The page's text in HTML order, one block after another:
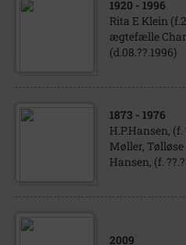
1920 - 1996
Rita E Klein
ægtefælle
(d.08.??.1996)
1873 - 1976
H.P.Hansen, (f.
Møller,
Hansen, (f.
2009